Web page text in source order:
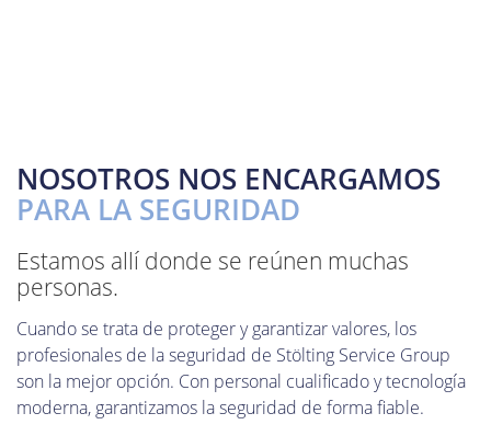
NOSOTROS NOS ENCARGAMOS
PARA LA SEGURIDAD
Estamos allí donde se reúnen muchas
personas.
Cuando se trata de proteger y garantizar valores, los
profesionales de la seguridad de Stölting Service Group
son la mejor opción. Con personal cualificado y tecnología
moderna, garantizamos la seguridad de forma fiable.